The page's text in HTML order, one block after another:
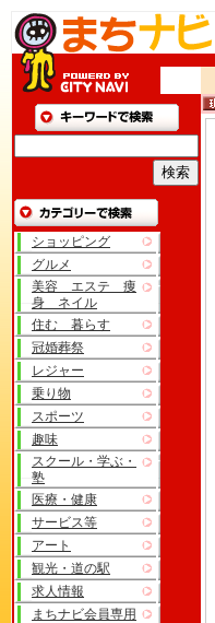
ショッピング
グルメ
美容 エステ 痩
身 ネイル
住む 暮らす
冠婚葬祭
レジャー
乗り物
スポーツ
趣味
スクール・学ぶ・
塾
医療・健康
サービス等
アート
観光・道の駅
求人情報
まちナビ会員専用